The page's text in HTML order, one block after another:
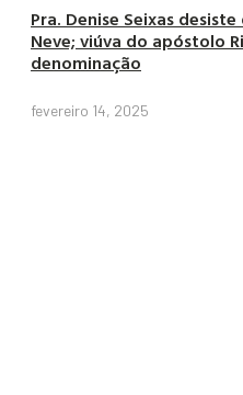
Pra. Denise Seixas
Neve; viúva do apóstolo
denominação
fevereiro 14, 2025